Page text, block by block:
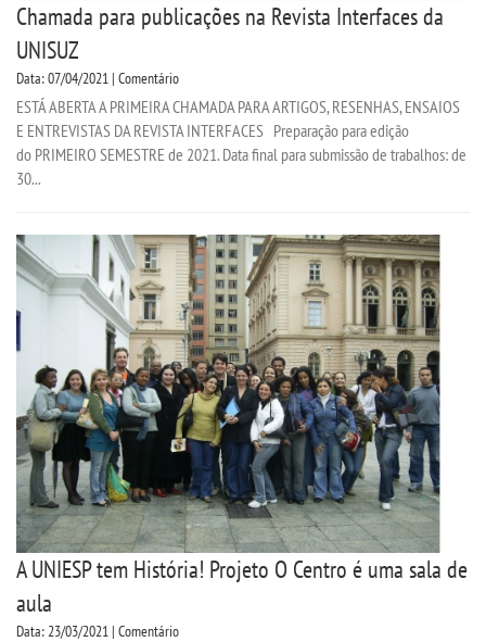
OUVIDORIA
Chamada para publicações na Revista Interfaces da
UNISUZ
Data: 07/04/2021 | Comentário
ESTÁ ABERTA A PRIMEIRA CHAMADA PARA ARTIGOS, RESENHAS, ENSAIOS
E ENTREVISTAS DA REVISTA INTERFACES Preparação para edição
do PRIMEIRO SEMESTRE de 2021. Data final para submissão de trabalhos: de
30...
A UNIESP tem História! Projeto O Centro é uma sala de
aula
Data: 23/03/2021 | Comentário